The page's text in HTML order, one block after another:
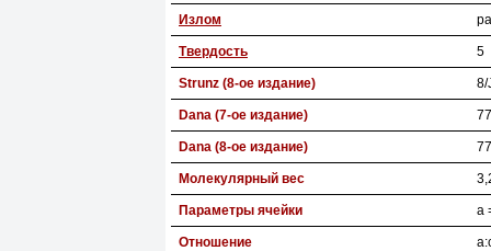
Излом
Твердость 5
Strunz (8-ое издание) 8/
Dana (7-ое издание)
Dana (8-ое издание)
Молекулярный вес
Параметры ячейки a
Отношение